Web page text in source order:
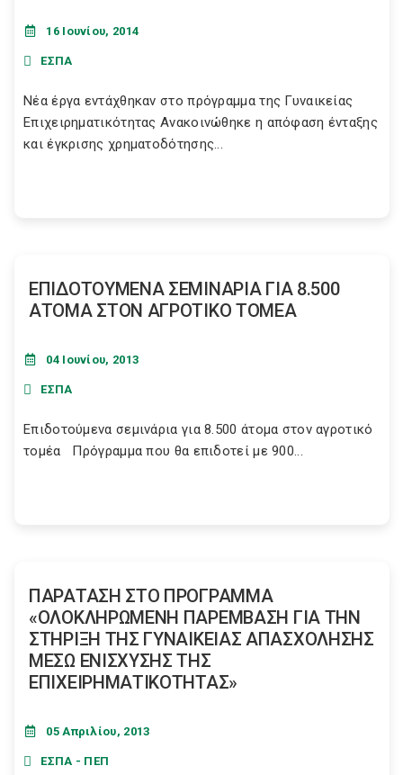
16 Ιουνίου, 2014
ΕΣΠΑ
Νέα έργα εντάχθηκαν στο πρόγραμμα της Γυναικείας
Επιχειρηματικότητας Ανακοινώθηκε η απόφαση ένταξης
και έγκρισης χρηματοδότησης...
ΕΠΙΔΟΤΟΥΜΕΝΑ ΣΕΜΙΝΑΡΙΑ ΓΙΑ 8.500
ΑΤΟΜΑ ΣΤΟΝ ΑΓΡΟΤΙΚΟ ΤΟΜΕΑ
04 Ιουνίου, 2013
ΕΣΠΑ
Επιδοτούμενα σεμινάρια για 8.500 άτομα στον αγροτικό
τομέα Πρόγραμμα που θα επιδοτεί με 900...
ΠΑΡΑΤΑΣΗ ΣΤΟ ΠΡΟΓΡΑΜΜΑ
«ΟΛΟΚΛΗΡΩΜΕΝΗ ΠΑΡΕΜΒΑΣΗ ΓΙΑ ΤΗΝ
ΣΤΗΡΙΞΗ ΤΗΣ ΓΥΝΑΙΚΕΙΑΣ ΑΠΑΣΧΟΛΗΣΗΣ
ΜΕΣΩ ΕΝΙΣΧΥΣΗΣ ΤΗΣ
ΕΠΙΧΕΙΡΗΜΑΤΙΚΟΤΗΤΑΣ»
05 Απριλίου, 2013
ΕΣΠΑ - ΠΕΠ